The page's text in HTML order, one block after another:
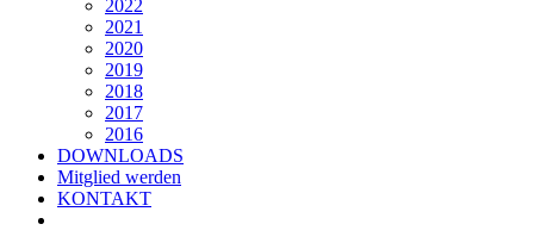
2022
2021
2020
2019
2018
2017
2016
DOWNLOADS
Mitglied werden
KONTAKT